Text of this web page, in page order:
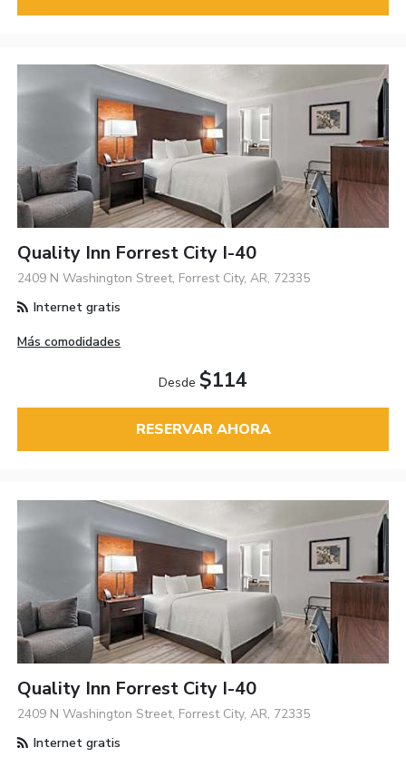
Quality Inn Forrest City I-40
2409 N Washington Street, Forrest City, AR, 72335
Internet gratis
Más comodidades
Desde $114
RESERVAR AHORA
Quality Inn Forrest City I-40
2409 N Washington Street, Forrest City, AR, 72335
Internet gratis